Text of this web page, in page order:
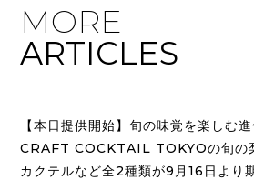
MORE
ARTICLES
【本日提供開始】旬の味覚を楽しむ
CRAFT COCKTAIL TOKYOの旬の
カクテルなど全2種類が9月16日より